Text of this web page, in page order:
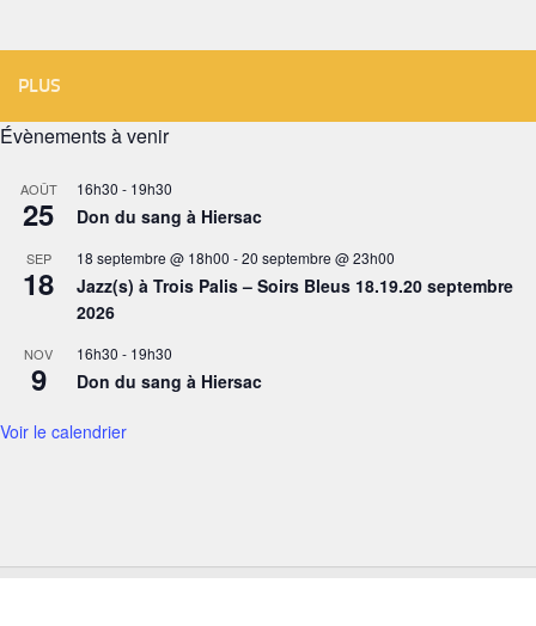
PLUS
Évènements à venir
AOÛT
25
16h30 - 19h30
Don du sang à Hiersac
SEP
18
18 septembre @ 18h00 -20 septembre @ 23h00
Jazz(s) à Trois Palis – Soirs Bleus 18.19.20 septembre
2026
NOV
9
16h30 - 19h30
Don du sang à Hiersac
Voir le calendrier